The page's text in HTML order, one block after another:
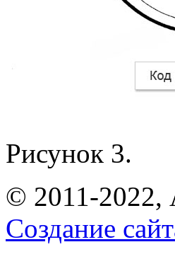
Рисунок 3.
© 2011-2022,
Создание